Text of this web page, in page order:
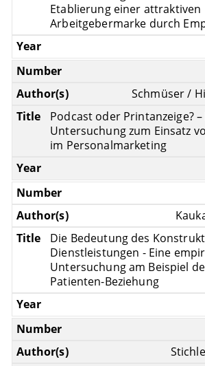
Etablierung einer attraktiven
Arbeitgebermarke durch
Schmüser /
Podcast oder Printanzeige?
Untersuchung zum Einsatz
im Personalmarketing
Die Bedeutung des
Dienstleistungen - Eine
Untersuchung am Beispiel
Patienten-Beziehung